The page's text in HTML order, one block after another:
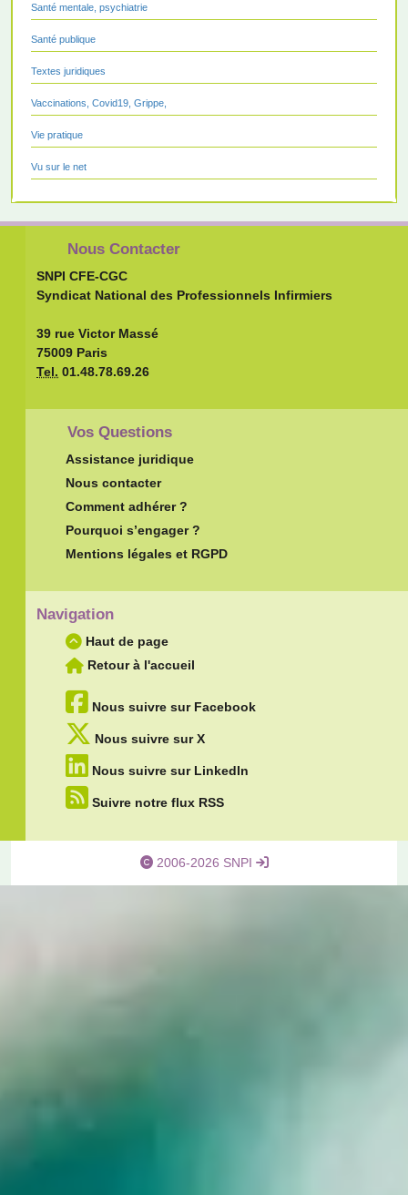
Santé mentale, psychiatrie
Santé publique
Textes juridiques
Vaccinations, Covid19, Grippe,
Vie pratique
Vu sur le net
Nous Contacter
SNPI CFE-CGC
Syndicat National des Professionnels Infirmiers
39 rue Victor Massé
75009 Paris
Tel. 01.48.78.69.26
Vos Questions
Assistance juridique
Nous contacter
Comment adhérer ?
Pourquoi s’engager ?
Mentions légales et RGPD
Navigation
Haut de page
Retour à l'accueil
Nous suivre sur Facebook
Nous suivre sur X
Nous suivre sur LinkedIn
Suivre notre flux RSS
2006-2026 SNPI